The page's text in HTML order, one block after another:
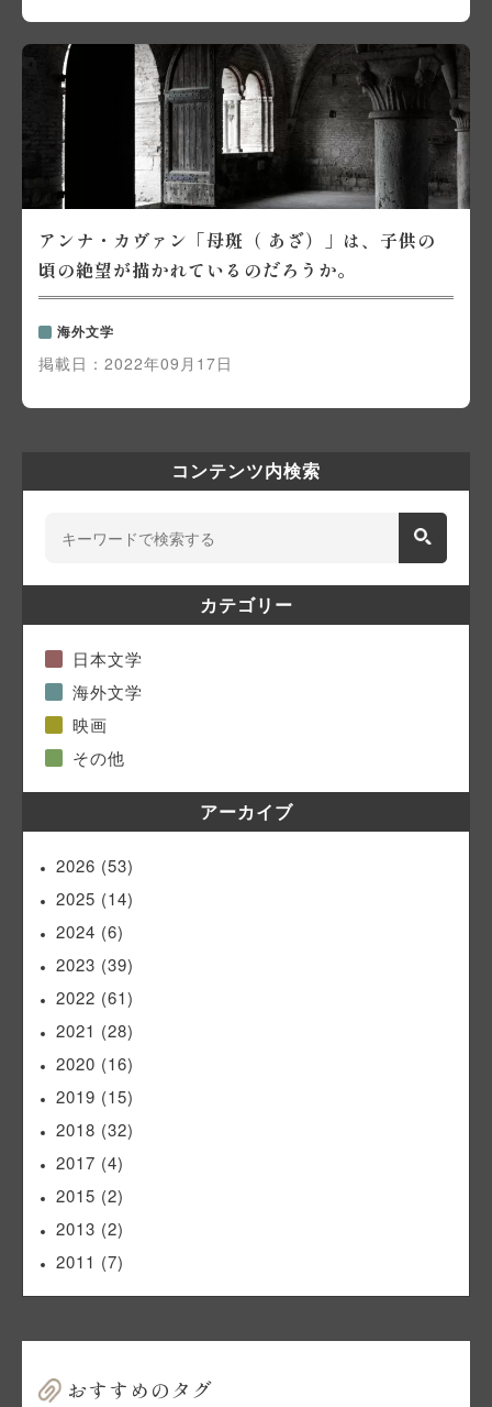
アンナ・カヴァン「母斑（ あざ）」は、子供の
頃の絶望が描かれているのだろうか。
海外文学
掲載日： 2022年09月17日
コンテンツ内検索
カテゴリー
日本文学
海外文学
映画
その他
アーカイブ
2026 (53)
2025 (14)
2024 (6)
2023 (39)
2022 (61)
2021 (28)
2020 (16)
2019 (15)
2018 (32)
2017 (4)
2015 (2)
2013 (2)
2011 (7)
おすすめのタグ